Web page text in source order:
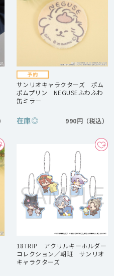
サンリオキャラクターズ ポム
ポムプリン NEGUSEふわふわ
缶ミラー
在庫◎ 990円
18TRIP アクリルキーホルダー
コレクション／朝班 サンリオ
キャラクターズ